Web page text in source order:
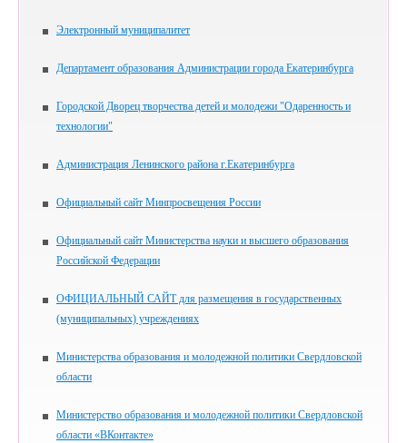
Электронный муниципалитет
Департамент образования Администрации города Екатеринбурга
Городской Дворец творчества детей и молодежи "Одаренность и
технологии"
Администрация Ленинского района г.Екатеринбурга
Официальный сайт Минпросвещения России
Официальный сайт Министерства науки и высшего образования
Российской Федерации
ОФИЦИАЛЬНЫЙ САЙТ для размещения в государственных
(муниципальных) учреждениях
Министерства образования и молодежной политики Свердловской
области
Министерство образования и молодежной политики Свердловской
области «ВКонтакте»